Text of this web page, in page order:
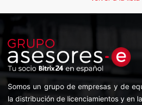
Somos un grupo de empresas y de
la distribución de licenciamientos y en